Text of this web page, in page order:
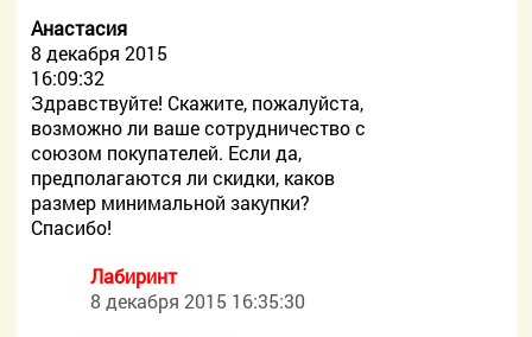
Анастасия
8 декабря 2015
16:09:32
Здравствуйте! Скажите, пожалуйста,
возможно ли ваше сотрудничество с
союзом покупателей. Если да,
предполагаются ли скидки, каков
размер минимальной закупки?
Спасибо!
Лабиринт
8 декабря 2015 16:35:30